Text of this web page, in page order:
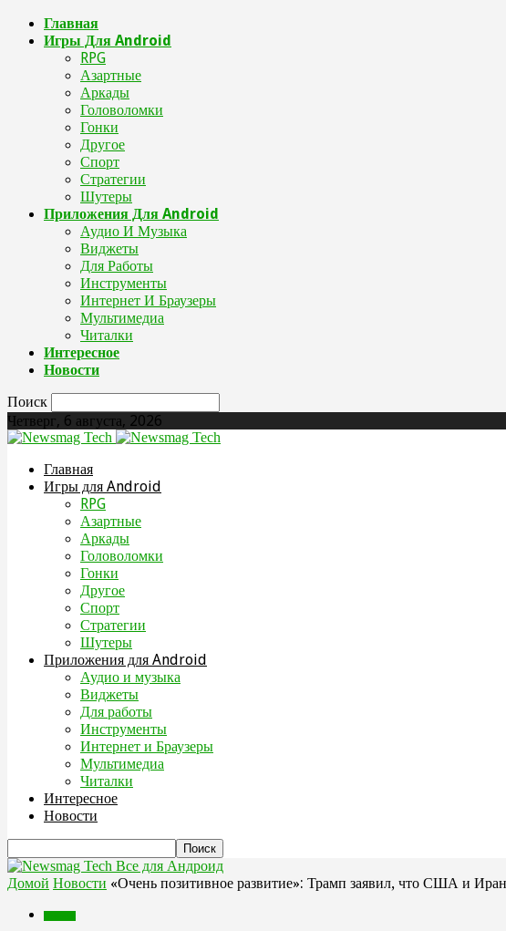
Главная
Игры Для Android
RPG
Азартные
Аркады
Головоломки
Гонки
Другое
Спорт
Стратегии
Шутеры
Приложения Для Android
Аудио И Музыка
Виджеты
Для Работы
Инструменты
Интернет И Браузеры
Мультимедиа
Читалки
Интересное
Новости
Поиск
Четверг, 6 августа, 2026
Главная
Игры для Android
RPG
Азартные
Аркады
Головоломки
Гонки
Другое
Спорт
Стратегии
Шутеры
Приложения для Android
Аудио и музыка
Виджеты
Для работы
Инструменты
Интернет и Браузеры
Мультимедиа
Читалки
Интересное
Новости
Все для Андроид
Домой Новости «Очень позитивное развитие»: Трамп заявил, что США и